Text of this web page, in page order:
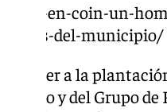
en-coin-un-
del-municipio/
acceder a la
Aéreo y del Grupo